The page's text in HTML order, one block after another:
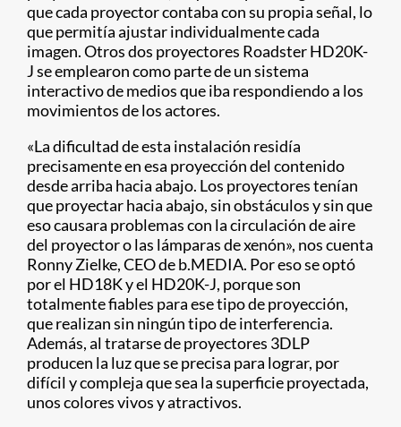
que cada proyector contaba con su propia señal, lo
que permitía ajustar individualmente cada
imagen. Otros dos proyectores Roadster HD20K-
J se emplearon como parte de un sistema
interactivo de medios que iba respondiendo a los
movimientos de los actores.
«La dificultad de esta instalación residía
precisamente en esa proyección del contenido
desde arriba hacia abajo. Los proyectores tenían
que proyectar hacia abajo, sin obstáculos y sin que
eso causara problemas con la circulación de aire
del proyector o las lámparas de xenón», nos cuenta
Ronny Zielke, CEO de b.MEDIA. Por eso se optó
por el HD18K y el HD20K-J, porque son
totalmente fiables para ese tipo de proyección,
que realizan sin ningún tipo de interferencia.
Además, al tratarse de proyectores 3DLP
producen la luz que se precisa para lograr, por
difícil y compleja que sea la superficie proyectada,
unos colores vivos y atractivos.